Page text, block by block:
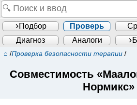
Подбор Проверь
Диагноз
Аналоги
⌂ /Проверка безопасности терапии /
Совместимость
Нормикс»